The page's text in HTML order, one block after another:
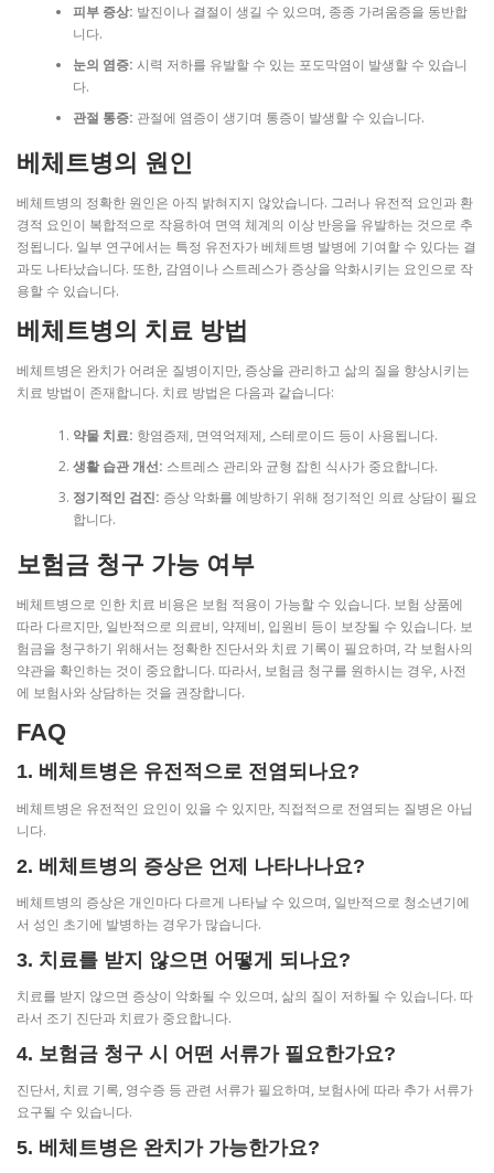
피부 증상: 발진이나 결절이 생길 수 있으며, 종종 가려움증을 동반합
니다.
눈의 염증: 시력 저하를 유발할 수 있는 포도막염이 발생할 수 있습니
다.
관절 통증: 관절에 염증이 생기며 통증이 발생할 수 있습니다.
베체트병의 원인
베체트병의 정확한 원인은 아직 밝혀지지 않았습니다. 그러나 유전적 요인과 환
경적 요인이 복합적으로 작용하여 면역 체계의 이상 반응을 유발하는 것으로 추
정됩니다. 일부 연구에서는 특정 유전자가 베체트병 발병에 기여할 수 있다는 결
과도 나타났습니다. 또한, 감염이나 스트레스가 증상을 악화시키는 요인으로 작
용할 수 있습니다.
베체트병의 치료 방법
베체트병은 완치가 어려운 질병이지만, 증상을 관리하고 삶의 질을 향상시키는
치료 방법이 존재합니다. 치료 방법은 다음과 같습니다:
약물 치료: 항염증제, 면역억제제, 스테로이드 등이 사용됩니다.
생활 습관 개선: 스트레스 관리와 균형 잡힌 식사가 중요합니다.
정기적인 검진: 증상 악화를 예방하기 위해 정기적인 의료 상담이 필요
합니다.
보험금 청구 가능 여부
베체트병으로 인한 치료 비용은 보험 적용이 가능할 수 있습니다. 보험 상품에
따라 다르지만, 일반적으로 의료비, 약제비, 입원비 등이 보장될 수 있습니다. 보
험금을 청구하기 위해서는 정확한 진단서와 치료 기록이 필요하며, 각 보험사의
약관을 확인하는 것이 중요합니다. 따라서, 보험금 청구를 원하시는 경우, 사전
에 보험사와 상담하는 것을 권장합니다.
FAQ
1. 베체트병은 유전적으로 전염되나요?
베체트병은 유전적인 요인이 있을 수 있지만, 직접적으로 전염되는 질병은 아닙
니다.
2. 베체트병의 증상은 언제 나타나나요?
베체트병의 증상은 개인마다 다르게 나타날 수 있으며, 일반적으로 청소년기에
서 성인 초기에 발병하는 경우가 많습니다.
3. 치료를 받지 않으면 어떻게 되나요?
치료를 받지 않으면 증상이 악화될 수 있으며, 삶의 질이 저하될 수 있습니다. 따
라서 조기 진단과 치료가 중요합니다.
4. 보험금 청구 시 어떤 서류가 필요한가요?
진단서, 치료 기록, 영수증 등 관련 서류가 필요하며, 보험사에 따라 추가 서류가
요구될 수 있습니다.
5. 베체트병은 완치가 가능한가요?